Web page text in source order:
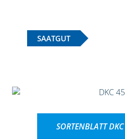
SAATGUT
SORTENBLATT